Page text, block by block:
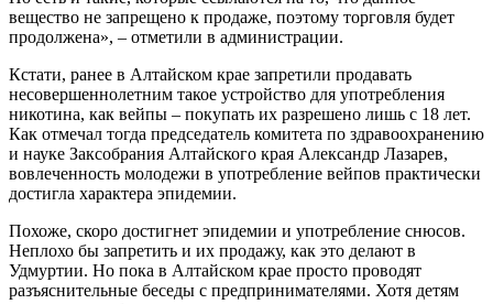
вещество не запрещено к продаже, поэтому торговля будет
продолжена», – отметили в администрации.
Кстати, ранее в Алтайском крае запретили продавать
несовершеннолетним такое устройство для употребления
никотина, как вейпы – покупать их разрешено лишь с 18 лет.
Как отмечал тогда председатель комитета по здравоохранению
и науке Заксобрания Алтайского края Александр Лазарев,
вовлеченность молодежи в употребление вейпов практически
достигла характера эпидемии.
Похоже, скоро достигнет эпидемии и употребление снюсов.
Неплохо бы запретить и их продажу, как это делают в
Удмуртии. Но пока в Алтайском крае просто проводят
разъяснительные беседы с предпринимателями. Хотя детям